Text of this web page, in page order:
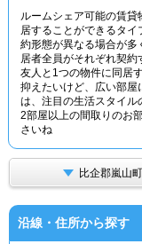
ルームシェア可能の賃貸
居することができるタ
約形態が異なる場合が多
居者全員がそれぞれ契
友人と1つの物件に同居
抑えたいけど、広い部屋
は、注目の生活スタイル
2部屋以上の間取りのお
さいね
比企郡嵐山
沿線・住所から探す